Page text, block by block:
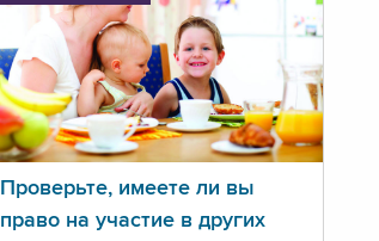
Проверьте, имеете ли вы
право на участие в других